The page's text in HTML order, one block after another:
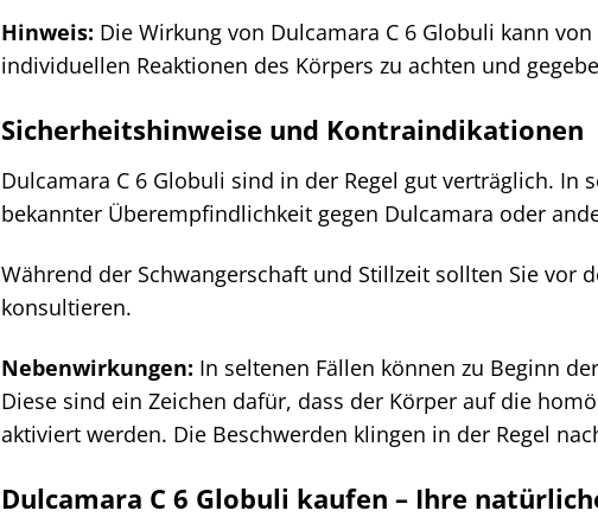
Hinweis: Die Wirkung von Dulcamara C 6 Globuli kann
individuellen Reaktionen des Körpers zu achten und
Sicherheitshinweise und Kontraindikationen
Dulcamara C 6 Globuli sind in der Regel gut verträglich. In
bekannter Überempfindlichkeit gegen Dulcamara oder
Während der Schwangerschaft und Stillzeit sollten Sie vor
konsultieren.
Nebenwirkungen: In seltenen Fällen können zu Beginn
Diese sind ein Zeichen dafür, dass der Körper auf die
aktiviert werden. Die Beschwerden klingen in der Regel
Dulcamara C 6 Globuli kaufen – Ihre